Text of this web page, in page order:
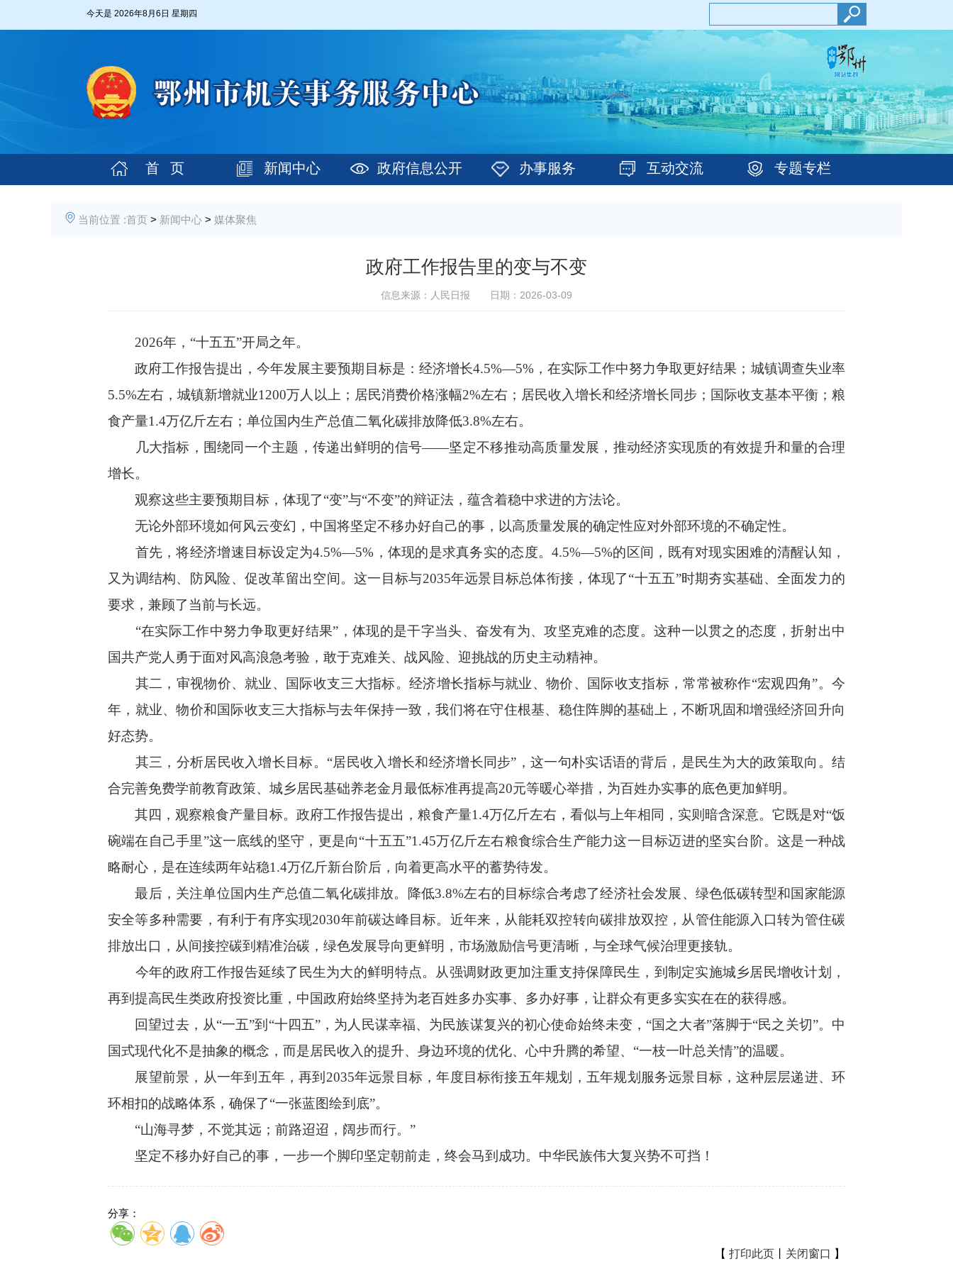
今天是 2026年8月6日 星期四
首 页 新闻中心 政府信息公开 办事服务 互动交流 专题专栏
当前位置 :首页 > 新闻中心 > 媒体聚焦
政府工作报告里的变与不变
信息来源：人民日报 日期：2026-03-09
2026年，“十五五”开局之年。
政府工作报告提出，今年发展主要预期目标是：经济增长4.5%—5%，在实际工作中努力争取更好结果；城镇调查失业率
5.5%左右，城镇新增就业1200万人以上；居民消费价格涨幅2%左右；居民收入增长和经济增长同步；国际收支基本平衡；粮
食产量1.4万亿斤左右；单位国内生产总值二氧化碳排放降低3.8%左右。
几大指标，围绕同一个主题，传递出鲜明的信号——坚定不移推动高质量发展，推动经济实现质的有效提升和量的合理
增长。
观察这些主要预期目标，体现了“变”与“不变”的辩证法，蕴含着稳中求进的方法论。
无论外部环境如何风云变幻，中国将坚定不移办好自己的事，以高质量发展的确定性应对外部环境的不确定性。
首先，将经济增速目标设定为4.5%—5%，体现的是求真务实的态度。4.5%—5%的区间，既有对现实困难的清醒认知，
又为调结构、防风险、促改革留出空间。这一目标与2035年远景目标总体衔接，体现了“十五五”时期夯实基础、全面发力的
要求，兼顾了当前与长远。
“在实际工作中努力争取更好结果”，体现的是干字当头、奋发有为、攻坚克难的态度。这种一以贯之的态度，折射出中
国共产党人勇于面对风高浪急考验，敢于克难关、战风险、迎挑战的历史主动精神。
其二，审视物价、就业、国际收支三大指标。经济增长指标与就业、物价、国际收支指标，常常被称作“宏观四角”。今
年，就业、物价和国际收支三大指标与去年保持一致，我们将在守住根基、稳住阵脚的基础上，不断巩固和增强经济回升向
好态势。
其三，分析居民收入增长目标。“居民收入增长和经济增长同步”，这一句朴实话语的背后，是民生为大的政策取向。结
合完善免费学前教育政策、城乡居民基础养老金月最低标准再提高20元等暖心举措，为百姓办实事的底色更加鲜明。
其四，观察粮食产量目标。政府工作报告提出，粮食产量1.4万亿斤左右，看似与上年相同，实则暗含深意。它既是对“饭
碗端在自己手里”这一底线的坚守，更是向“十五五”1.45万亿斤左右粮食综合生产能力这一目标迈进的坚实台阶。这是一种战
略耐心，是在连续两年站稳1.4万亿斤新台阶后，向着更高水平的蓄势待发。
最后，关注单位国内生产总值二氧化碳排放。降低3.8%左右的目标综合考虑了经济社会发展、绿色低碳转型和国家能源
安全等多种需要，有利于有序实现2030年前碳达峰目标。近年来，从能耗双控转向碳排放双控，从管住能源入口转为管住碳
排放出口，从间接控碳到精准治碳，绿色发展导向更鲜明，市场激励信号更清晰，与全球气候治理更接轨。
今年的政府工作报告延续了民生为大的鲜明特点。从强调财政更加注重支持保障民生，到制定实施城乡居民增收计划，
再到提高民生类政府投资比重，中国政府始终坚持为老百姓多办实事、多办好事，让群众有更多实实在在的获得感。
回望过去，从“一五”到“十四五”，为人民谋幸福、为民族谋复兴的初心使命始终未变，“国之大者”落脚于“民之关切”。中
国式现代化不是抽象的概念，而是居民收入的提升、身边环境的优化、心中升腾的希望、“一枝一叶总关情”的温暖。
展望前景，从一年到五年，再到2035年远景目标，年度目标衔接五年规划，五年规划服务远景目标，这种层层递进、环
环相扣的战略体系，确保了“一张蓝图绘到底”。
“山海寻梦，不觉其远；前路迢迢，阔步而行。”
坚定不移办好自己的事，一步一个脚印坚定朝前走，终会马到成功。中华民族伟大复兴势不可挡！
分享：
【 打印此页 关闭窗口 】